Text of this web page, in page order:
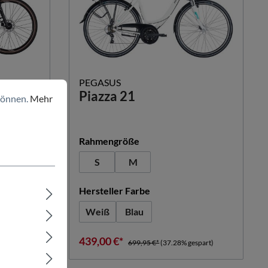
PEGASUS
Piazza 21
Rahmengröße
S
M
Hersteller Farbe
Weiß
Blau
439,00 €* 699,95 €*(37.28% gespart)
Mehr